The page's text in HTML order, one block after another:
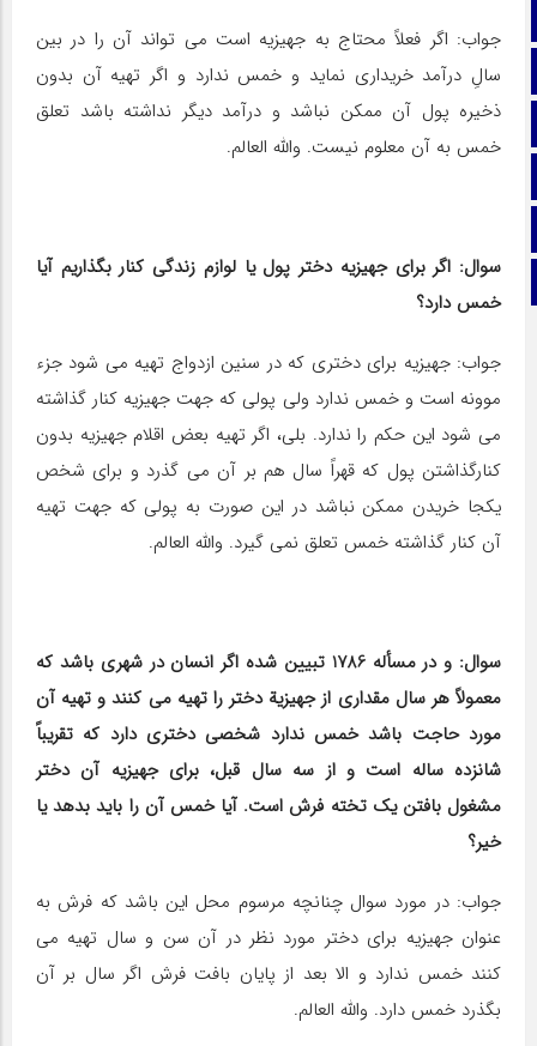
تماس با ما
جواب: اگر فعلاً محتاج به جهیزیه است می تواند آن را در بین
سالِ درآمد خریداری نماید و خمس ندارد و اگر تهیه آن بدون
ذخیره پول آن ممکن نباشد و درآمد دیگر نداشته باشد تعلق
خمس به آن معلوم نیست. والله العالم.
سوال: اگر برای جهیزیه دختر پول یا لوازم زندگی کنار بگذاریم آیا
خمس ‎دارد؟
جواب: جهیزیه برای دختری که در سنین ازدواج تهیه می شود جزء
موونه است و خمس ندارد ولی پولی که جهت جهیزیه کنار گذاشته
می شود این حکم را ندارد. بلی، اگر تهیه بعض اقلام جهیزیه بدون
کنارگذاشتن پول که قهراً سال هم بر آن می گذرد و برای شخص
یکجا خریدن ممکن نباشد در این صورت به پولی که جهت تهیه
آن کنار گذاشته خمس تعلق نمی گیرد. والله العالم.
سوال: و در مسأله 1786 تبیین شده اگر انسان در شهری باشد که
معمولاً هر سال مقداری از جهیزیة دختر را تهیه می کنند و تهیه آن
مورد حاجت باشد خمس ندارد شخصی دختری دارد که تقریباً
شانزده ساله است و از سه سال قبل، برای جهیزیه آن دختر
مشغول بافتن یک تخته فرش است. آیا خمس آن را باید بدهد یا
خیر؟
جواب: در مورد سوال چنانچه مرسوم محل این باشد که فرش به
عنوان جهیزیه برای دختر مورد نظر در آن سن و سال تهیه می
کنند خمس ندارد و الا بعد از پایان بافت فرش اگر سال بر آن
بگذرد خمس دارد. والله العالم.